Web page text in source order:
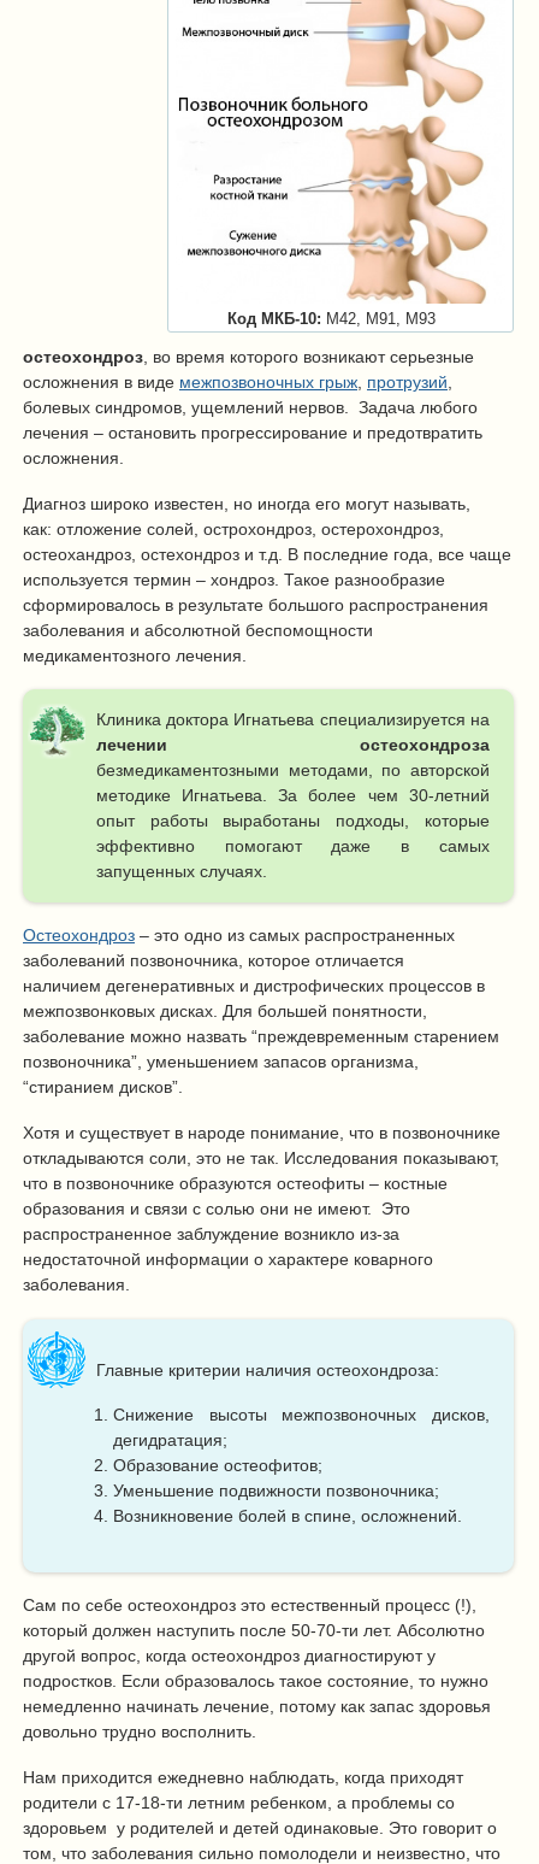
Код МКБ-10: M42, M91, M93
остеохондроз , во время которого возникают серьезные
осложнения в виде межпозвоночных грыж протрузий
болевых синдромов, ущемлений нервов. Задача любого
лечения – остановить прогрессирование и предотвратить
осложнения.
Диагноз широко известен, но иногда его могут называть,
как: отложение солей, острохондроз, остерохондроз,
остеохандроз, остехондроз и т.д. В последние года, все чаще
используется термин – хондроз. Такое разнообразие
сформировалось в результате большого распространения
заболевания и абсолютной беспомощности
медикаментозного лечения.
Клиника доктора Игнатьева специализируется на
лечении остеохондроза
безмедикаментозными методами, по авторской
методике Игнатьева. За более чем 30-летний
опыт работы выработаны подходы, которые
эффективно помогают даже в самых
запущенных случаях.
Остеохондроз – это одно из самых распространенных
заболеваний позвоночника, которое отличается
наличием дегенеративных и дистрофических процессов в
межпозвонковых дисках. Для большей понятности,
заболевание можно назвать “преждевременным старением
позвоночника”, уменьшением запасов организма,
“стиранием дисков”.
Хотя и существует в народе понимание, что в позвоночнике
откладываются соли, это не так. Исследования показывают,
что в позвоночнике образуются остеофиты – костные
образования и связи с солью они не имеют. Это
распространенное заблуждение возникло из-за
недостаточной информации о характере коварного
заболевания.
Главные критерии наличия остеохондроза:
Снижение высоты межпозвоночных дисков,
дегидратация;
Образование остеофитов;
Уменьшение подвижности позвоночника;
Возникновение болей в спине, осложнений.
Сам по себе остеохондроз это естественный процесс (!),
который должен наступить после 50-70-ти лет. Абсолютно
другой вопрос, когда остеохондроз диагностируют у
подростков. Если образовалось такое состояние, то нужно
немедленно начинать лечение, потому как запас здоровья
довольно трудно восполнить.
Нам приходится ежедневно наблюдать, когда приходят
родители с 17-18-ти летним ребенком, а проблемы со
здоровьем у родителей и детей одинаковые. Это говорит о
том, что заболевания сильно помолодели и неизвестно, что